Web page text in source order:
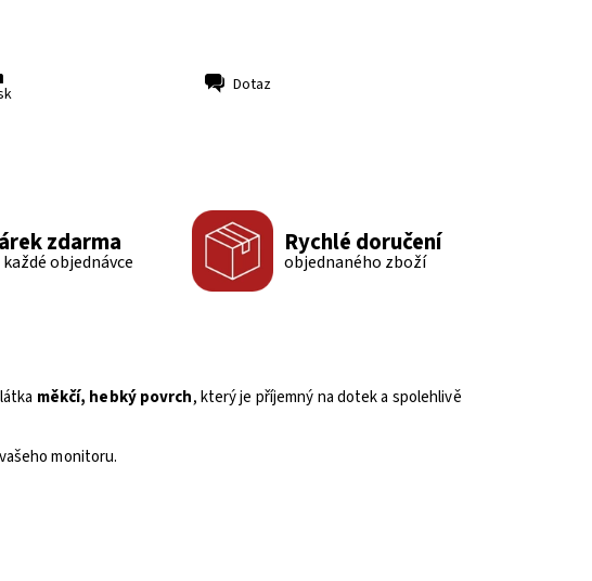
Dotaz
zdarma
každé objednávce
Rychlé doručení
objednaného zboží
měkčí, hebký povrch, který je příjemný na dotek a spolehlivě
monitoru.